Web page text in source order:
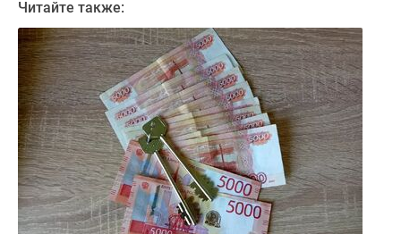
Дома
коттеджи
Коттеджные
поселки
Новой
Москве
Готовые
коттеджные
поселки
Читайте также: